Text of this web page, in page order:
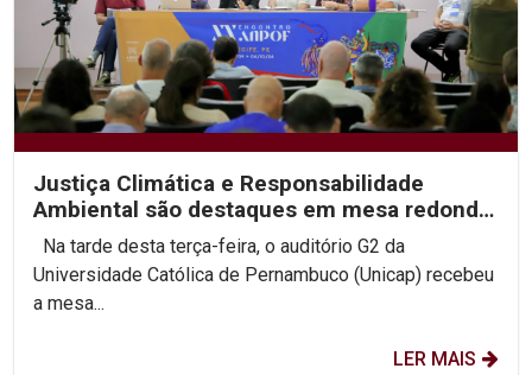
Justiça Climática e Responsabilidade
Ambiental são destaques em mesa redonda
no XX Congresso...
Universidade Católica de Pernambuco (Unicap) recebeu
a mesa...
LER MAIS